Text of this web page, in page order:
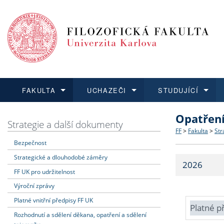
FAKULTA
Dozvědět se více
Struktura
Strategie
Fakultní
UCHAZEČI
Podat přihlášku
Co
Učitelské
STUDUJÍCÍ
Dozvědět se více
Dozvědět se více
O vědě a
Dozvědět se více
Aktuální
Strategie a další dokumenty
Bezpečnost
Strategické a dlouhodobé záměry
FF UK pro udržitelnost
Výroční zprávy
Platné vnitřní předpisy FF UK
Rozhodnutí a sdělení děkana, opatření a sdělení
FF > Fakulta >
2026
Platné